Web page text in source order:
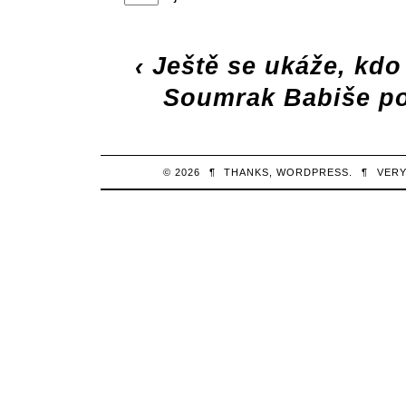
‹Ještě se ukáže,
Soumrak Babiše
© 2026 ¶ THANKS,WORDPRESS ¶